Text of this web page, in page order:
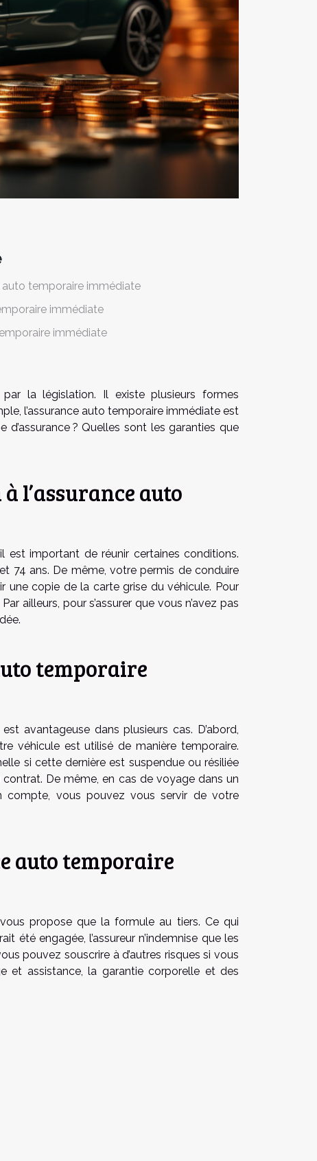
auto temporaire immédiate
immédiate
immédiate
la législation. Il existe plusieurs formes
l’assurance auto temporaire immédiate est
? Quelles sont les garanties que
l’assurance auto
est important de réunir certaines conditions.
74 ans. De même, votre permis de conduire
une copie de la carte grise du véhicule. Pour
ailleurs, pour s’assurer que vous n’avez pas
temporaire
avantageuse dans plusieurs cas. D’abord,
véhicule est utilisé de manière temporaire.
si cette dernière est suspendue ou résiliée
De même, en cas de voyage dans un
compte, vous pouvez vous servir de votre
auto temporaire
propose que la formule au tiers. Ce qui
été engagée, l’assureur n’indemnise que les
pouvez souscrire à d’autres risques si vous
et assistance, la garantie corporelle et des